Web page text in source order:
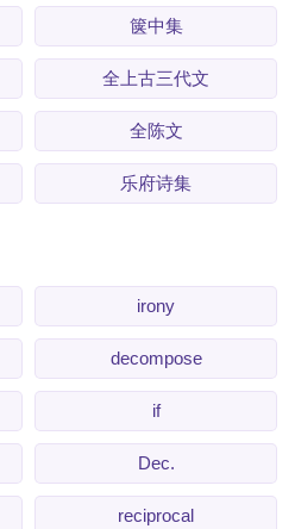
箧中集
全上古三代文
全陈文
乐府诗集
irony
decompose
if
Dec.
reciprocal